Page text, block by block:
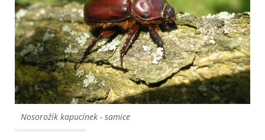
Nosorožík kapucínek - samice